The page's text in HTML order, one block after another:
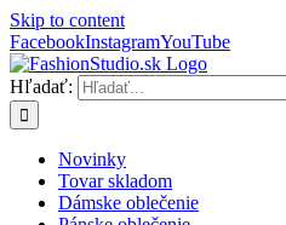
Skip to content
FacebookInstagramYouTube
Hľadať:
Novinky
Tovar skladom
Dámske oblečenie